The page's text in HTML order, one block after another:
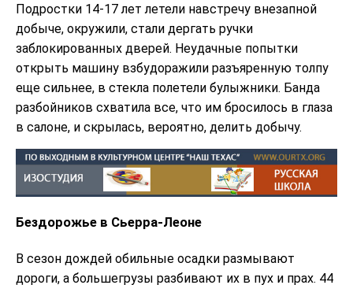
Подростки 14-17 лет летели навстречу внезапной
добыче, окружили, стали дергать ручки
заблокированных дверей. Неудачные попытки
открыть машину взбудоражили разъяренную толпу
еще сильнее, в стекла полетели булыжники. Банда
разбойников схватила все, что им бросилось в глаза
в салоне, и скрылась, вероятно, делить добычу.
Бездорожье в Сьерра-Леоне
В сезон дождей обильные осадки размывают
дороги, а большегрузы разбивают их в пух и прах. 44